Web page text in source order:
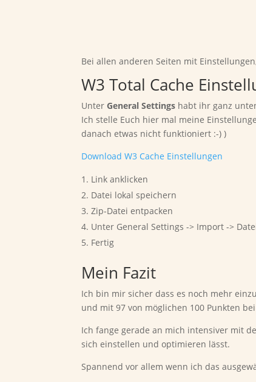
Bei allen anderen Seiten mit
W3 Total Cache
UnterGeneral Settings habt ihr ganz
Ich stelle Euch hier mal meine
danach etwas nicht funktioniert :-) )
Download W3 Cache Einstellungen
Link anklicken
Datei lokal speichern
Zip-Datei entpacken
Unter General Settings -> Import ->
Fertig
Mein Fazit
Ich bin mir sicher dass es noch mehr
und mit 97 von möglichen 100 Punkten
Ich fange gerade an mich intensiver mit
sich einstellen und optimieren lässt.
Spannend vor allem wenn ich das